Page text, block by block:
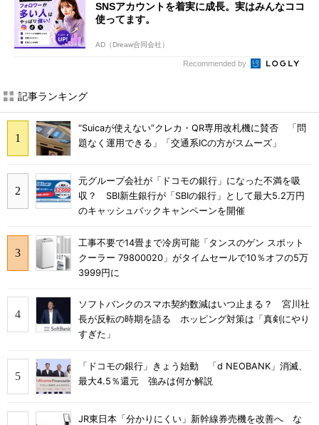
SNSアカウントを着実に成長。実はみんなココ
使ってます。
AD（Dreaw合同会社）
Recommended by
記事ランキング
“Suicaが使えない”クレカ・QR専用改札機に賛否 「問
題なく運用できる」「交通系ICの方がスムーズ」
元グループ会社が「ドコモの銀行」になった不満を吸
収？ SBI新生銀行が「SBIの銀行」として最大5.2万円
のキャッシュバックキャンペーンを開催
工事不要で14畳まで冷房可能「タンスのゲン スポット
クーラー 79800020」がタイムセールで10％オフの5万
3999円に
ソフトバンクのスマホ契約数減はいつ止まる？ 宮川社
長が反転の時期を語る ホッピング対策は「真剣にやり
すぎた」
「ドコモの銀行」きょう始動 「d NEOBANK」消滅、
最大4.5％還元 強みは何か解説
JR東日本「分かりにくい」新幹線券売機を改善へ な